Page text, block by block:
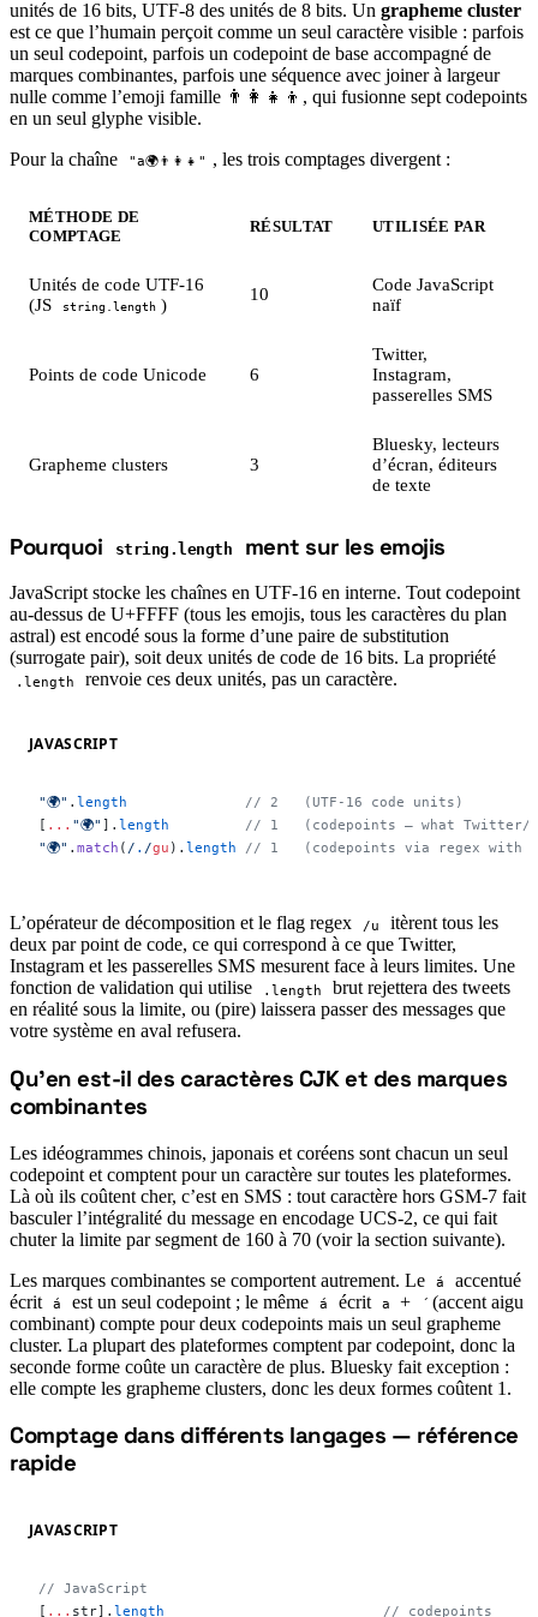
unités de 16 bits, UTF-8 des unités de 8 bits. Un grapheme cluster
est ce que l’humain perçoit comme un seul caractère visible : parfois
un seul codepoint, parfois un codepoint de base accompagné de
marques combinantes, parfois une séquence avec joiner à largeur
nulle comme l’emoji famille 👨‍👩‍👧‍👦, qui fusionne sept codepoints
en un seul glyphe visible.
Pour la chaîne
"a🌍👨‍👩‍👧" , les trois comptages divergent :
MÉTHODE DE
COMPTAGE
RÉSULTAT UTILISÉE PAR
Unités de code UTF-16
(JS
string.length )
10
Code JavaScript
naïf
Points de code Unicode 6
Twitter,
Instagram,
passerelles SMS
Grapheme clusters 3
Bluesky, lecteurs
d’écran, éditeurs
de texte
#
Pourquoi string.length ment sur les emojis
JavaScript stocke les chaînes en UTF-16 en interne. Tout codepoint
au-dessus de U+FFFF (tous les emojis, tous les caractères du plan
astral) est encodé sous la forme d’une paire de substitution
(surrogate pair), soit deux unités de code de 16 bits. La propriété
.length renvoie ces deux unités, pas un caractère.
JAVASCRIPT
"🌍" . length
              // 2   (UTF-16 code units)
[ ... "🌍" ]. length
// 1   (codepoints — what Twitter/
"🌍" . match ( / . /gu ). length // 1   (codepoints via regex with
L’opérateur de décomposition et le flag regex /u
itèrent tous les
deux par point de code, ce qui correspond à ce que Twitter,
Instagram et les passerelles SMS mesurent face à leurs limites. Une
fonction de validation qui utilise
.length
brut rejettera des tweets
en réalité sous la limite, ou (pire) laissera passer des messages que
votre système en aval refusera.
#
Qu’en est-il des caractères CJK et des marques
combinantes
Les idéogrammes chinois, japonais et coréens sont chacun un seul
codepoint et comptent pour un caractère sur toutes les plateformes.
Là où ils coûtent cher, c’est en SMS : tout caractère hors GSM-7 fait
basculer l’intégralité du message en encodage UCS-2, ce qui fait
chuter la limite par segment de 160 à 70 (voir la section suivante).
Les marques combinantes se comportent autrement. Le
á
accentué
écrit
á est un seul codepoint ; le même á écrit a +
(accent aigu
combinant) compte pour deux codepoints mais un seul grapheme
cluster. La plupart des plateformes comptent par codepoint, donc la
seconde forme coûte un caractère de plus. Bluesky fait exception :
elle compte les grapheme clusters, donc les deux formes coûtent 1.
#
Comptage dans différents langages — référence
rapide
JAVASCRIPT
// JavaScript
[ ... str]. length
                          // codepoints